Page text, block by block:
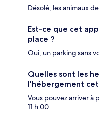
Désolé, les animaux
Est-ce que cet
place ?
Oui, un parking sans
Quelles sont les
l'hébergement
Vous pouvez arriver à
11 h 00.